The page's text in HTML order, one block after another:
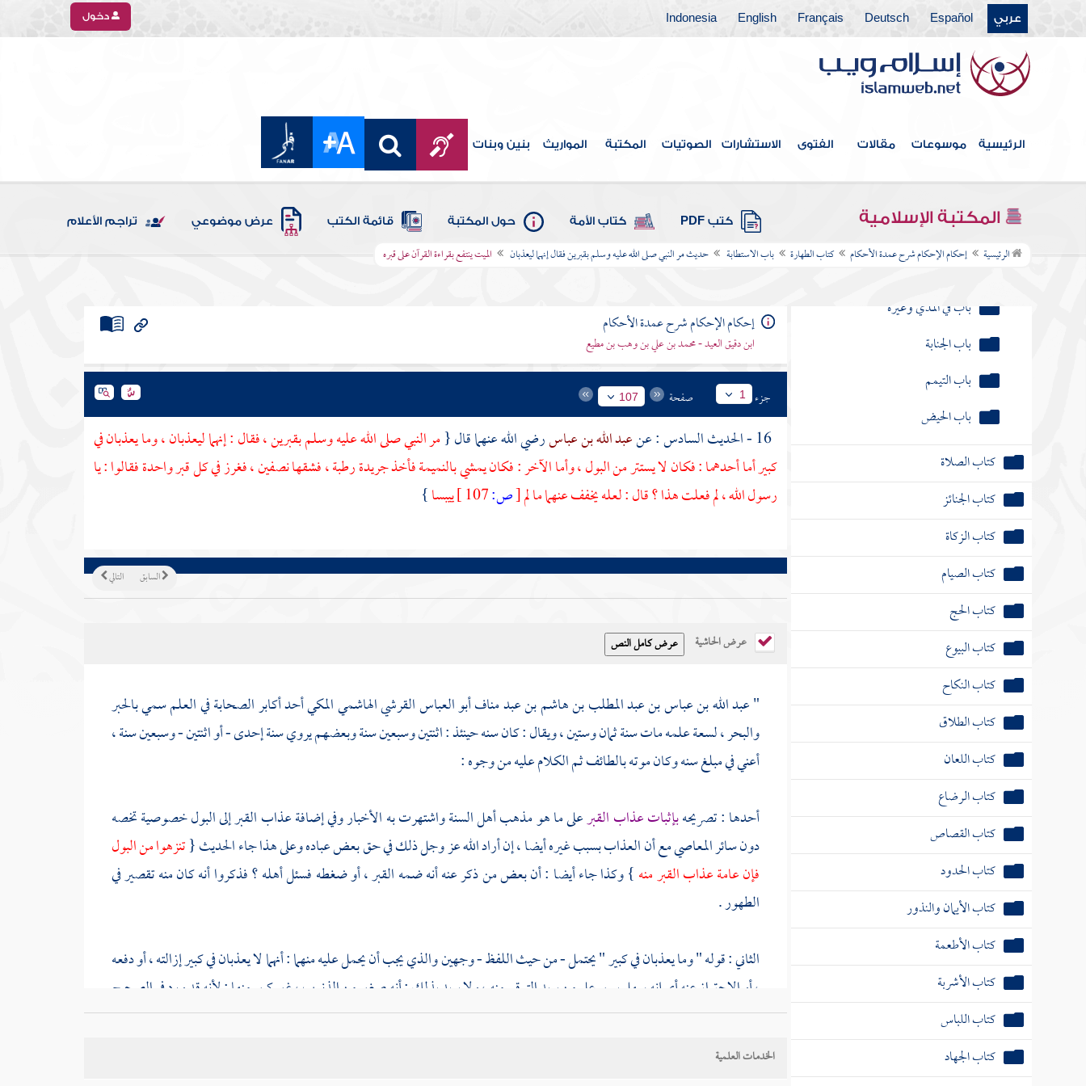
عربي Español
Deutsch
Français
English
Indonesia دخول
الرئيسية موسوعات مقالات الفتوى الاستشارات الصوتيات المكتبة المواريث بنين وبنات
المكتبة الإسلامية كتب PDF كتاب الأمة حول المكتبة قائمة الكتب عرض موضوعي تراجم الأعلام
الرئيسية إحكام الإحكام شرح عمدة الأحكام كتاب الطهارة باب الاستطابة حديث مر النبي صلى الله عليه وسلم بقبرين فقال إنهما ليعذبان الميت ينتفع بقراءة القرآن على قبره
حديث مر النبي صلى الله عليه
وسلم بقبرين فقال إنهما ليعذبان
النميمة المحرمة
على قبره
باب السواك
باب في المذي وغيره
باب الجنابة
باب التيمم
باب الحيض
كتاب الصلاة
كتاب الجنائز
كتاب الزكاة
كتاب الصيام
كتاب الحج
كتاب البيوع
كتاب النكاح
كتاب الطلاق
كتاب اللعان
كتاب الرضاع
كتاب القصاص
كتاب الحدود
كتاب الأيمان والنذور
كتاب الأطعمة
كتاب الأشربة
كتاب اللباس
كتاب الجهاد
إحكام الإحكام شرح عمدة الأحكام
ابن دقيق العيد - محمد بن علي بن وهب بن مطيع
جزء 1 صفحة 107
16 - الحديث السادس : عن عبد الله بن عباسرضي الله عنهما قال {مر النبي صلى الله عليه وسلم بقبرين ، فقال : إنهما ليعذبان ، وما يعذبان في
كبير أما أحدهما : فكان لا يستتر من البول ، وأما الآخر : فكان يمشي بالنميمة فأخذ جريدة رطبة ، فشقها نصفين ، فغرز في كل قبر واحدة فقالوا : يا
رسول الله ، لم فعلت هذا ؟ قال : لعله يخفف عنهما ما لم[ص: ييبسا}
التالي السابق
عرض الحاشية
"عبد الله بن عباس بن عبد المطلب بن هاشم بن عبد مناف أبو العباس القرشي الهاشمي المكيأحد أكابر الصحابة في العلم سمي بالحبر
والبحر ، لسعة علمه مات سنة ثمان وستين ، ويقال : كان سنه حينئذ : اثنتين وسبعين سنة وبعضهم يروي سنة إحدى - أو اثنتين - وسبعين سنة ،
أعني في مبلغ سنه وكان موتهبالطائفثم الكلام عليه من وجوه :
أحدها : تصريحهبإثبات عذاب القبرعلى ما هو مذهب أهل السنة واشتهرت به الأخبار وفي إضافة عذاب القبر إلى البول خصوصية تخصه
دون سائر المعاصي مع أن العذاب بسبب غيره أيضا ، إن أراد الله عز وجل ذلك في حق بعض عباده وعلى هذا جاء الحديث {تنزهوا من البول
فإن عامة عذاب القبر منه} وكذا جاء أيضا : أن بعض من ذكر عنه أنه ضمه القبر ، أو ضغطه فسئل أهله ؟ فذكروا أنه كان منه تقصير في
الطهور .
الثاني : قوله " وما يعذبان في كبير " يحتمل - من حيث اللفظ - وجهين والذي يجب أن يحمل عليه منهما : أنهما لا يعذبان في كبير إزالته ، أو دفعه
، أو الاحتراز عنه أي إنه سهل يسير على من يريد التوقي منه ، ولا يريد بذلك : أنه صغير من الذنوب ، غير كبير منها ; لأنه قد ورد في الصحيح
من الحديث " وإنه لكبير " فيحمل قوله " وإنه لكبير " على كبر الذنب .
الخدمات العلمية